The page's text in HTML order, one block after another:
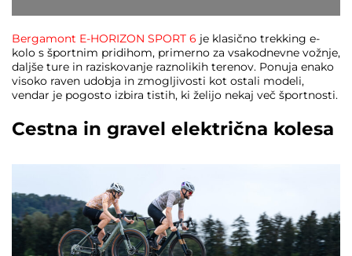
Bergamont E-HORIZON SPORT 6 je klasično trekking e-
kolo s športnim pridihom, primerno za vsakodnevne vožnje,
daljše ture in raziskovanje raznolikih terenov. Ponuja enako
visoko raven udobja in zmogljivosti kot ostali modeli,
vendar je pogosto izbira tistih, ki želijo nekaj več športnosti.
Cestna in gravel električna kolesa